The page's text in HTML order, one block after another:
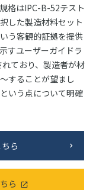
格はIPC-B-52テスト
した製造材料セット
う客観的証拠を提供
すユーザーガイドラ
ており、製造者が材
することが望まし
いう点について明確
ら
ら